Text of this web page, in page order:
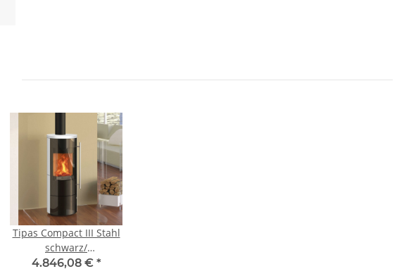
Tipas Compact III Stahl
schwarz/
Keramikverkleidung
4.846,08 € *